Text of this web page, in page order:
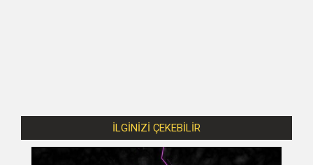
İLGİNİZİ ÇEKEBİLİR